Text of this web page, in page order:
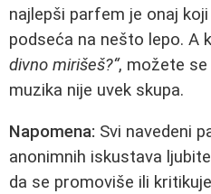
najlepši parfem je onaj
podseća na nešto lepo. A
divno mirišeš?“, možete
muzika nije uvek skupa.
Napomena: Svi navedeni
anonimnih iskustava
da se promoviše ili